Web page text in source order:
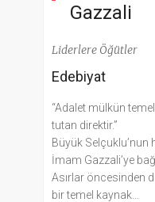
Gazzali
Liderlere Öğütler
Edebiyat
“Adalet mülkün
tutan direktir.”
Büyük
İmam Gazzali’ye
Asırlar öncesinden
bir temel kaynak…